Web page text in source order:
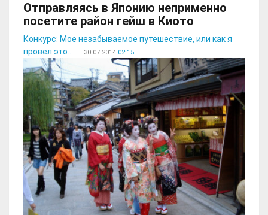
Отправляясь в Японию неприменно
посетите район гейш в Киото
Конкурс: Мое незабываемое путешествие, или как я
провел это..
30.07.2014 02:15